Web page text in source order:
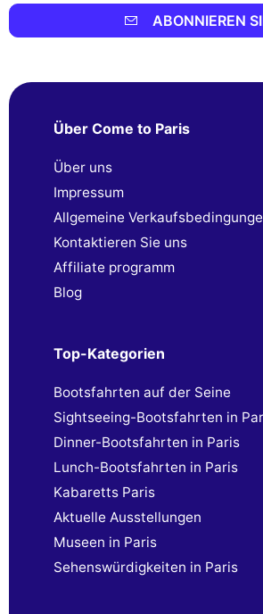
ABONNIEREN
Über Come to Paris
Über uns
Impressum
Allgemeine
Kontaktieren Sie uns
Affiliate programm
Blog
Top-Kategorien
Bootsfahrten auf der Seine
Sightseeing-Bootsfahrten in
Dinner-Bootsfahrten in Paris
Lunch-Bootsfahrten in Paris
Kabaretts Paris
Aktuelle Ausstellungen
Museen in Paris
Sehenswürdigkeiten in Paris